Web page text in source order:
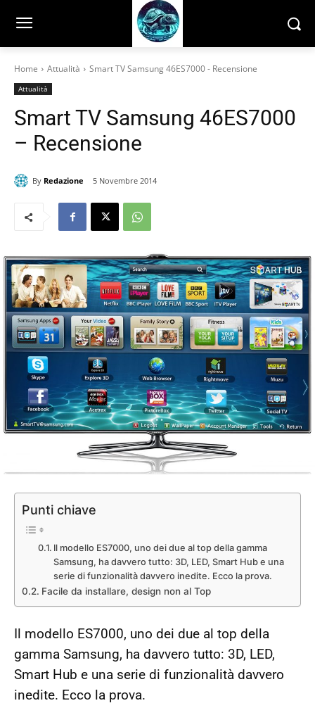
Home Attualità Smart TV Samsung 46ES7000 - Recensione
Attualità
Smart TV Samsung 46ES7000
– Recensione
By Redazione 5 Novembre 2014
Punti chiave
Il modello ES7000, uno dei due al top della gamma
Samsung, ha davvero tutto: 3D, LED, Smart Hub e una
serie di funzionalità davvero inedite. Ecco la prova.
Facile da installare, design non al Top
Il modello ES7000, uno dei due al top della
gamma Samsung, ha davvero tutto: 3D, LED,
Smart Hub e una serie di funzionalità davvero
inedite. Ecco la prova.